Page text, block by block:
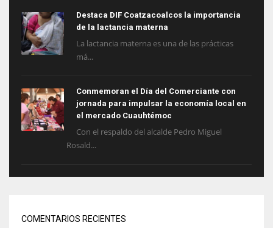
Destaca DIF Coatzacoalcos la importancia
de la lactancia materna
La lactancia materna es una de las prácticas
má...
Conmemoran el Día del Comerciante con
jornada para impulsar la economía local en
el mercado Cuauhtémoc
Con el respaldo del alcalde Pedro Miguel
Rosald...
COMENTARIOS RECIENTES